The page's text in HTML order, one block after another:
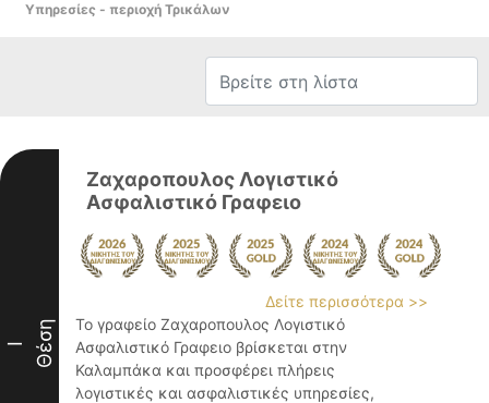
Υπηρεσίες - περιοχή Τρικάλων
I Θέση
Ζαχαροπουλος Λογιστικό
Ασφαλιστικό Γραφειο
Δείτε περισσότερα >>
Το γραφείο Ζαχαροπουλος Λογιστικό
Ασφαλιστικό Γραφειο βρίσκεται στην
Καλαμπάκα και προσφέρει πλήρεις
λογιστικές και ασφαλιστικές υπηρεσίες,